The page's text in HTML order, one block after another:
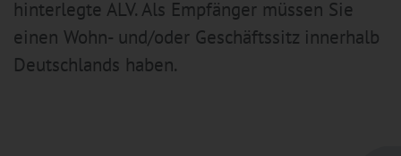
hinterlegte ALV. Als Empfänger müssen Sie
einen Wohn- und/oder Geschäftssitz innerhalb
Deutschlands haben.